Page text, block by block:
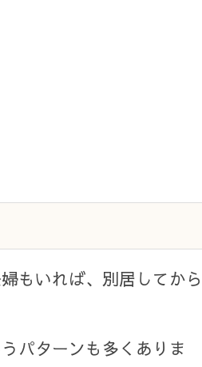
もいれば、別居してから
パターンも多くありま